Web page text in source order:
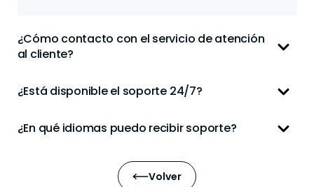
¿Cómo contacto con el servicio de atención
al cliente?
¿Está disponible el soporte 24/7?
¿En qué idiomas puedo recibir soporte?
Volver